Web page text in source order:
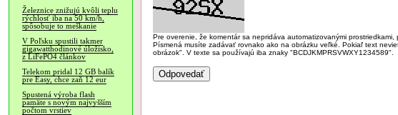
Železnice znižujú kvôli teplu
rýchlosť iba na 50 km/h,
spôsobuje to meškanie
V Poľsku spustili takmer
gigawatthodinové úložisko,
z LiFePO4 článkov
Telekom pridal 12 GB balík
pre Easy, chce zaň 12 eur
Spustená výroba flash
pamäte s novým najvyšším
počtom vrstiev
Pre overenie, že komentár sa nepridáva automatizovanými
Písmená musíte zadávať rovnako ako na obrázku veľké. Pokiaľ text
obrázok". V texte sa používajú iba znaky "BCDJKMPRSVWXY1234589".